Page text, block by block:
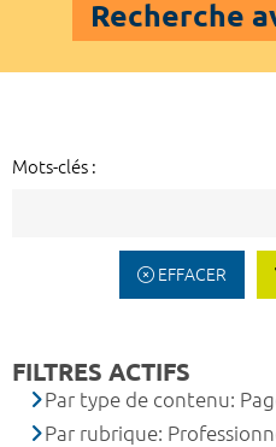
Recherche
Mots-clés :
EFFACER
FILTRES ACTIFS
Par type de contenu:
Par rubrique: